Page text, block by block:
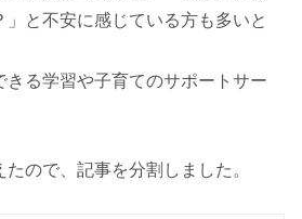
」と不安に感じている方も多いと
きる学習や子育てのサポートサー
ので、記事を分割しました。